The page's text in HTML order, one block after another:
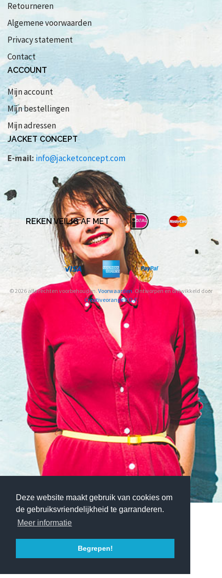
Deze website maakt gebruik van cookies om
de gebruiksvriendelijkheid te garranderen.
Meer informatie
Begrepen!
Retourneren
Algemene voorwaarden
Privacy statement
Contact
ACCOUNT
Mijn account
Mijn bestellingen
Mijn adressen
JACKET CONCEPT
E-mail: info@jacketconcept.com
REKEN VEILIG AF MET
© 2026 alle rechten voorbehouden.Voorwaarden. Ontworpen en ontwikkeld door
Creativeorange V.O.F.